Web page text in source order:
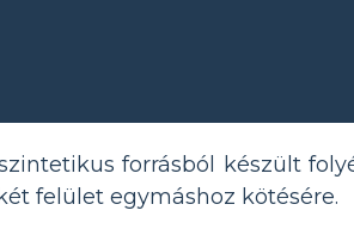
forrásból készült
felület egymáshoz kötésére.